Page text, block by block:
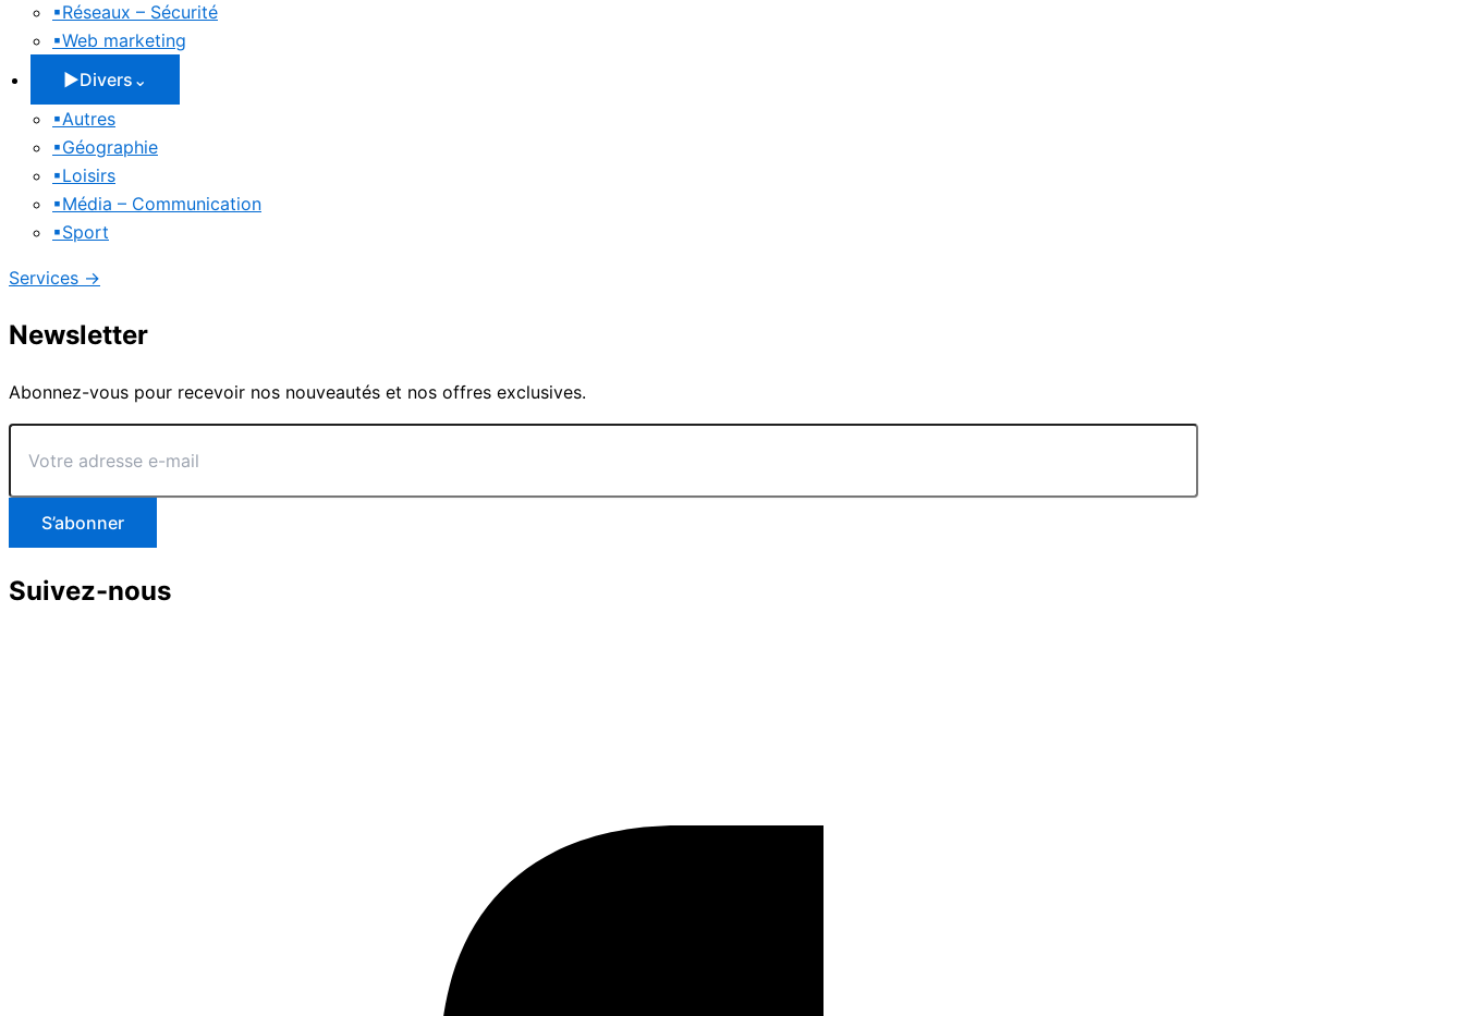
▪Réseaux – Sécurité
▪Web marketing
▶Divers ⌄
▪Autres
▪Géographie
▪Loisirs
▪Média – Communication
▪Sport
Services →
Newsletter
Abonnez-vous pour recevoir nos nouveautés et nos offres exclusives.
Votre
adresse
mail
S’abonner
Suivez-nous